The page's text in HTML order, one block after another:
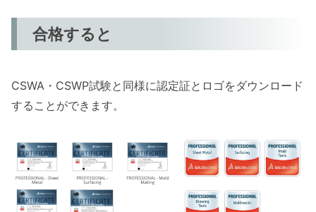
合格すると
CSWA・CSWP試験と同様に認定証とロゴをダウンロード
することができます。